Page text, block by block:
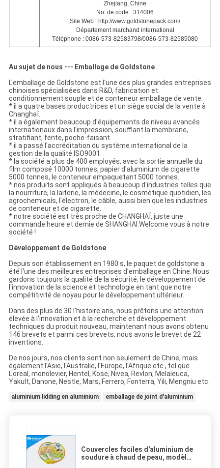
Zhejiang, Chine
No. de code : 314006
Site Web : http://www.goldstonepack.com/
Département marchand international
Téléphone : 0086-573-82583798/0086-573-82585080
Au sujet de nous --- Emballage de Goldstone
L'emballage de Goldstone est l'une des plus grandes entreprises
chinoises spécialisées dans R&D, fabrication et
conditionnement souple et de conteneur emballage de vente.
* il a quatre bases productrices et un siège social de la vente à
Changhaï.
* il a également beaucoup d'équipements de niveau avancés
internationaux dans l'impression, soufflant la membrane,
stratifiant, fente, poche-faisant.
* il a passé l'accréditation du système international de la
gestion de la qualité ISO9001.
* la société a plus de 400 employés, avec la sortie annuelle du
film composé 10000 tonnes, papier d'aluminium de cigarette
5000 tonnes, le conteneur empaquetant 5000 tonnes.
* nos produits sont appliqués à beaucoup d'industries telles que
la nourriture, la laiterie, la médecine, le cosmétique quotidien, les
agrochemicals, l'électron, le câble, aussi bien que les industries
de conteneur et de cigarette.
* notre société est très proche de CHANGHAÏ, juste une
commande heure et demie de SHANGHAI.Welcome vous à notre
société !
Développement de Goldstone
Depuis son établissement en 1980 s, le paquet de goldstone a
été l'une des meilleures entreprises d'emballage en Chine. Nous
gardons toujours la qualité de la sécurité, le développement de
l'innovation de la science et technologie en tant que notre
compétitivité de noyau pour le développement ultérieur.
Dans des plus de 30 l'histoire ans, nous prêtons une attention
élevée à l'innovation et à la recherche et développement
techniques du produit nouveau, maintenant nous avons obtenu
146 brevets et parmi ces brevets, nous avons le brevet de 22
inventions.
De nos jours, nos clients sont non seulement de Chine, mais
également l'Asie, l'Australie, l'Europe, l'Afrique etc., tel que
L'oreal, monolevier, Hentel, Kose, Nivea, Revlon, Melaleuca,
Yakult, Danone, Nestle, Mars, Ferrero, Fonterra, Yili, Mengniu etc.
aluminium lidding en aluminium emballage de joint d'aluminium
Couvercles faciles d'aluminium de
soudure à chaud de peau, modèle